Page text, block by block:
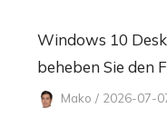
Windows 10
beheben Sie den
Mako / 2026-07-